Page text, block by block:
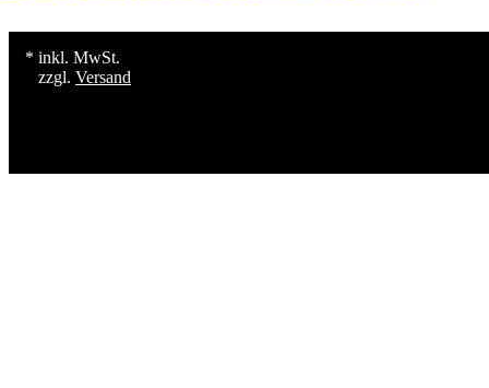
* inkl. MwSt.
zzgl. Versand